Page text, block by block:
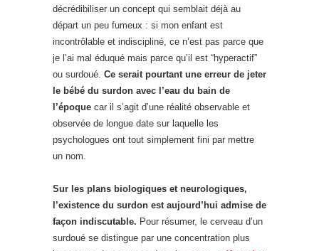
décrédibiliser un concept qui semblait déjà au
départ un peu fumeux : si mon enfant est
incontrôlable et indiscipliné, ce n’est pas parce que
je l’ai mal éduqué mais parce qu’il est “hyperactif”
ou surdoué. Ce serait pourtant une erreur de jeter
le bébé du surdon avec l’eau du bain de
l’époque car il s’agit d’une réalité observable et
observée de longue date sur laquelle les
psychologues ont tout simplement fini par mettre
un nom.
Sur les plans biologiques et neurologiques,
l’existence du surdon est aujourd’hui admise de
façon indiscutable. Pour résumer, le cerveau d’un
surdoué se distingue par une concentration plus